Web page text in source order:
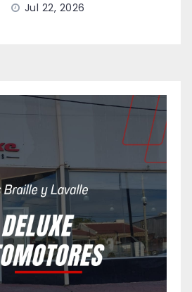
Jul 22, 2026